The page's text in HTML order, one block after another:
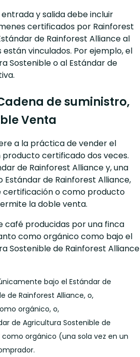
y salida debe incluir
certificados por Rainforest
de Rainforest Alliance al
vinculados. Por ejemplo, el
Sostenible o al Estándar de
de suministro,
Venta
a la práctica de vender el
producto certificado dos veces.
de Rainforest Alliance y, una
Estándar de Rainforest Alliance,
certificación o como producto
la doble venta.
café producidas por una finca
como orgánico como bajo el
Sostenible de Rainforest Alliance
bajo el Estándar de
de Rainforest Alliance, o,
orgánico, o,
de Agricultura Sostenible de
como orgánico (una sola vez en un